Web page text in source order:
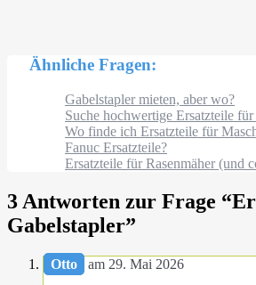
Ähnliche Fragen:
Gabelstapler mieten, aber wo?
Suche hochwertige Ersatzteile
Wo finde ich Ersatzteile für
Fanuc Ersatzteile?
Ersatzteile für Rasenmäher (und
3 Antworten zur Frage “
Gabelstapler”
Otto
am 29. Mai 2026